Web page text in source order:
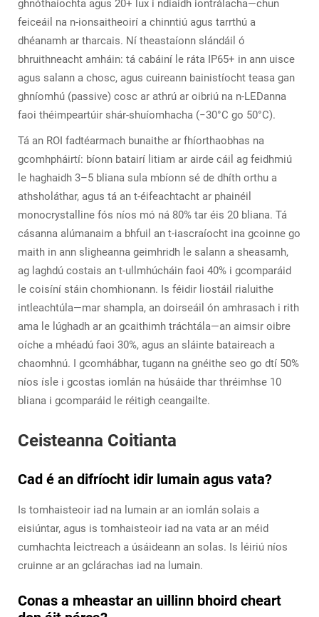
ghnóthaíochta agus 20+ lux i ndiaidh iontrálacha—chun
feiceáil na n-ionsaitheoirí a chinntiú agus tarrthú a
dhéanamh ar tharcais. Ní theastaíonn slándáil ó
bhruithneacht amháin: tá cabáiní le ráta IP65+ in ann uisce
agus salann a chosc, agus cuireann bainistíocht teasa gan
ghníomhú (passive) cosc ar athrú ar oibriú na n-LEDanna
faoi théimpeartúir shár-shuíomhacha (−30°C go 50°C).
Tá an ROI fadtéarmach bunaithe ar fhíorthaobhas na
gcomhpháirtí: bíonn batairí litiam ar airde cáil ag feidhmiú
le haghaidh 3–5 bliana sula mbíonn sé de dhíth orthu a
athsholáthar, agus tá an t-éifeachtacht ar phainéil
monocrystalline fós níos mó ná 80% tar éis 20 bliana. Tá
cásanna alúmanaim a bhfuil an t-iascraíocht ina gcoinne go
maith in ann sligheanna geimhridh le salann a sheasamh,
ag laghdú costais an t-ullmhúcháin faoi 40% i gcomparáid
le coisíní stáin chomhionann. Is féidir liostáil rialuithe
intleachtúla—mar shampla, an doirseáil ón amhrasach i rith
ama le lúghadh ar an gcaithimh tráchtála—an aimsir oibre
oíche a mhéadú faoi 30%, agus an sláinte bataireach a
chaomhnú. I gcomhábhar, tugann na gnéithe seo go dtí 50%
níos ísle i gcostas iomlán na húsáide thar thréimhse 10
bliana i gcomparáid le réitigh ceangailte.
Ceisteanna Coitianta
Cad é an difríocht idir lumain agus vata?
Is tomhaisteoir iad na lumain ar an iomlán solais a
eisiúntar, agus is tomhaisteoir iad na vata ar an méid
cumhachta leictreach a úsáideann an solas. Is léiriú níos
cruinne ar an gclárachas iad na lumain.
Conas a mheastar an uillinn bhoird cheart